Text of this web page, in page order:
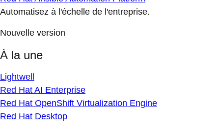
Automatisez à l'échelle de l'entreprise.
Nouvelle version
À la une
Lightwell
Red Hat AI Enterprise
Red Hat OpenShift Virtualization Engine
Red Hat Desktop